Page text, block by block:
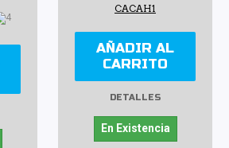
CACAH1
AÑADIR AL
CARRITO
DETALLES
En Existencia